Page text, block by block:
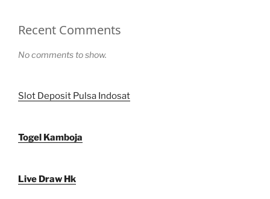
Recent Comments
No comments to show.
Slot Deposit Pulsa Indosat
Togel Kamboja
Live Draw Hk